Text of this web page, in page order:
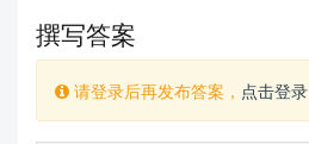
撰写答案
请登录后再发布答案， 点击登录